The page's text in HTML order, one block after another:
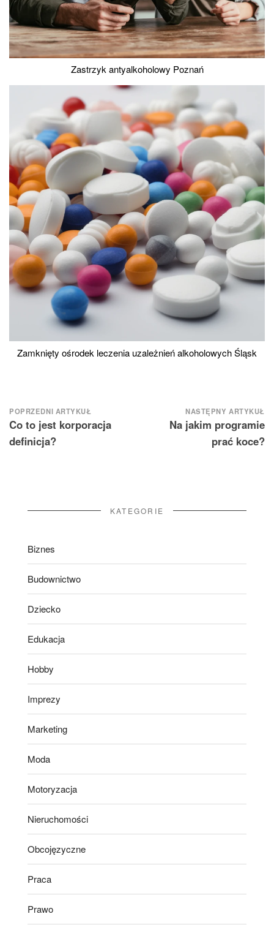
Zastrzyk antyalkoholowy Poznań
Zamknięty ośrodek leczenia uzależnień alkoholowych Śląsk
Nawigacja
wpisu
POPRZEDNI ARTYKUŁ
Co to jest korporacja
definicja?
NASTĘPNY ARTYKUŁ
Na jakim programie
prać koce?
KATEGORIE
Biznes
Budownictwo
Dziecko
Edukacja
Hobby
Imprezy
Marketing
Moda
Motoryzacja
Nieruchomości
Obcojęzyczne
Praca
Prawo